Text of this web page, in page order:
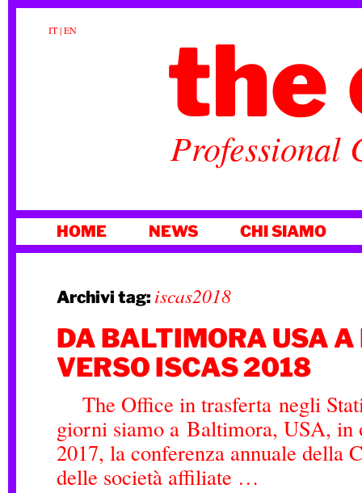
IT|EN the
Professional
AL
HOME NEWS CHI SIAMO
Archivi tag: iscas2018
DA BALTIMORA USA A
VERSO ISCAS 2018
The Office in trasferta negli
giorni siamo a Baltimora, USA, in
2017, la conferenza annuale della
delle società affiliate …